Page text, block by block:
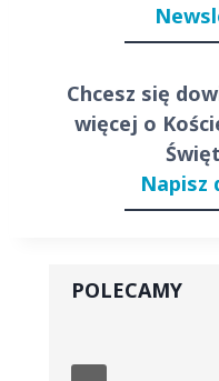
Chcesz się
więcej o
Napisz
POLECAMY